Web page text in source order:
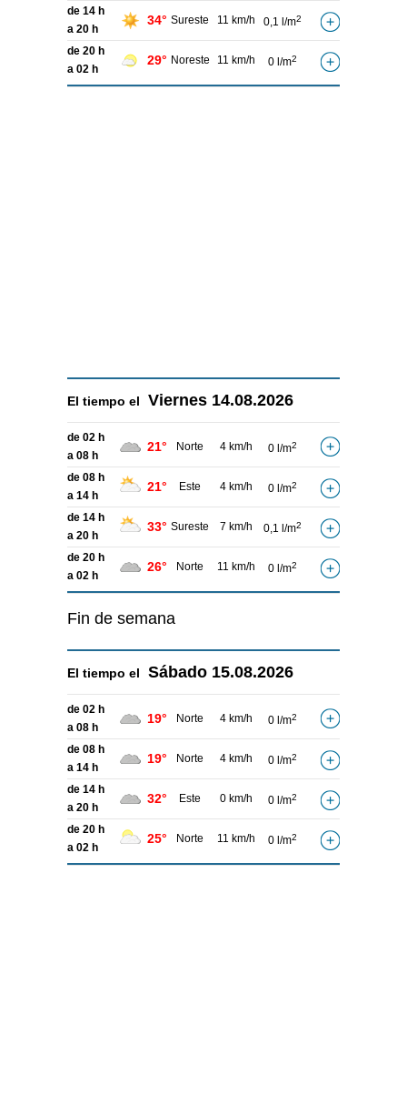
de 14 h
a 20 h
34° Sureste 11 km/h 0,1 l/m2
de 20 h
a 02 h
29° Noreste 11 km/h 0 l/m2
El tiempo el Viernes 14.08.2026
de 02 h
a 08 h
21° Norte 4 km/h 0 l/m2
de 08 h
a 14 h
21° Este 4 km/h 0 l/m2
de 14 h
a 20 h
33° Sureste 7 km/h 0,1 l/m2
de 20 h
a 02 h
26° Norte 11 km/h 0 l/m2
Fin de semana
El tiempo el Sábado 15.08.2026
de 02 h
a 08 h
19° Norte 4 km/h 0 l/m2
de 08 h
a 14 h
19° Norte 4 km/h 0 l/m2
de 14 h
a 20 h
32° Este 0 km/h 0 l/m2
de 20 h
a 02 h
25° Norte 11 km/h 0 l/m2